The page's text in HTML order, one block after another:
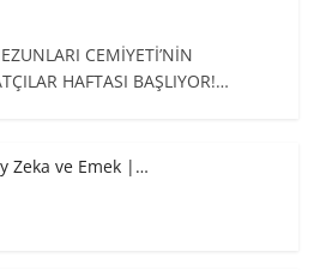
CEMİYETİ’NİN
HAFTASI BAŞLIYOR!…
Zeka ve Emek |…